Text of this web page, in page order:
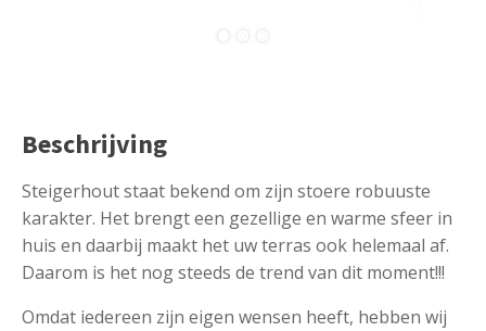
Beschrijving
Steigerhout staat bekend om zijn stoere robuuste
karakter. Het brengt een gezellige en warme sfeer in
huis en daarbij maakt het uw terras ook helemaal af.
Daarom is het nog steeds de trend van dit moment!!!
Omdat iedereen zijn eigen wensen heeft, hebben wij